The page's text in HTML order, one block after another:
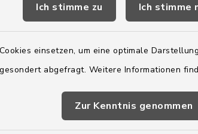
Ich stimme zu Ich stimme
einsetzen, um eine optimale
abgefragt. Weitere Informationen
Zur Kenntnis genommen
am Donnerstag:
Uhr
179-0
- 179-44
boostedt-